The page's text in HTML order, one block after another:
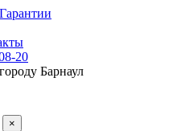
Гарантии
20
Барнаул
×